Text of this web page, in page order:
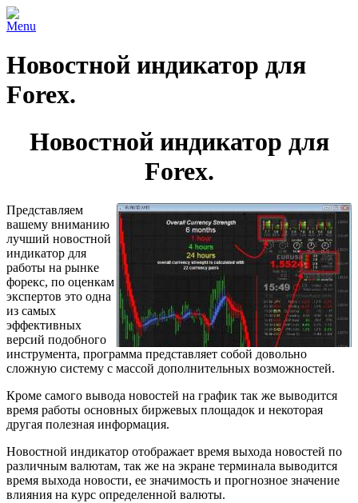
Menu
Новостной индикатор для
Forex.
Новостной индикатор для
Forex.
Представляем
вашему вниманию
лучший новостной
индикатор для
работы на рынке
форекс, по оценкам
экспертов это одна
из самых
эффективных
версий подобного
инструмента, программа представляет собой довольно
сложную систему с массой дополнительных возможностей.
Кроме самого вывода новостей на график так же выводится
время работы основных биржевых площадок и некоторая
другая полезная информация.
Новостной индикатор отображает время выхода новостей по
различным валютам, так же на экране терминала выводится
время выхода новости, ее значимость и прогнозное значение
влияния на курс определенной валюты.